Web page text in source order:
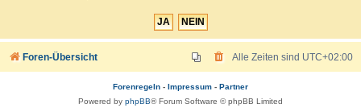
Foren-Übersicht Alle Zeiten sind UTC+02:00
Forenregeln - Impressum - Partner
Powered by phpBB® Forum Software © phpBB Limited